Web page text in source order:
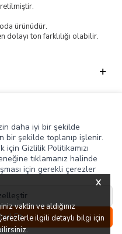
X
vaktin ve aldığınız
ilgili detaylı bilgi için
Hesabım Sepetim
ürünüdür.
ton farklılığı olabilir.
daha iyi bir şekilde
bir şekilde toplanıp işlenir.
için Gizlilik Politikamızı
tıklamanız halinde
için gerekli çerezler
Et